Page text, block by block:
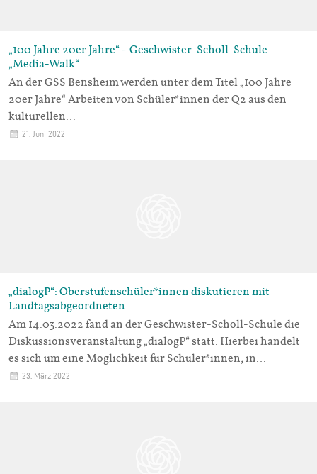
„100 Jahre 20er Jahre“ – Geschwister-Scholl-Schule
„Media-Walk“
An der GSS Bensheim werden unter dem Titel „100 Jahre
20er Jahre“ Arbeiten von Schüler*innen der Q2 aus den
kulturellen…
21. Juni 2022
„dialogP“: Oberstufenschüler*innen diskutieren mit
Landtagsabgeordneten
Am 14.03.2022 fand an der Geschwister-Scholl-Schule die
Diskussionsveranstaltung „dialogP“ statt. Hierbei handelt
es sich um eine Möglichkeit für Schüler*innen, in…
23. März 2022